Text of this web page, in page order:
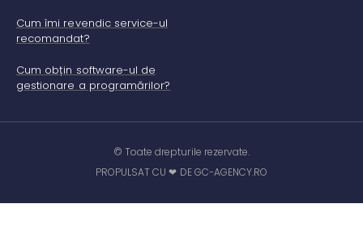
Cum îmi revendic service-ul
recomandat?
Cum obțin software-ul de
gestionare a programărilor?
© Toate drepturile rezervate.
PROPULSAT CU ❤ DE GC-AGENCY.RO